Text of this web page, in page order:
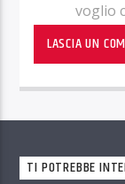
voglio
TI POTREBBE